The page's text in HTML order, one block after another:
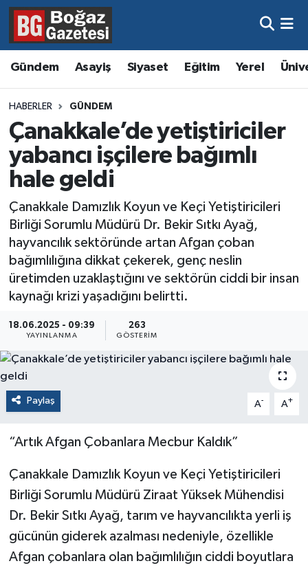
Gündem Asayiş Siyaset Eğitim Yerel
HABERLER GÜNDEM
Çanakkale’de yetiştiriciler
yabancı işçilere bağımlı
hale geldi
Çanakkale Damızlık Koyun ve Keçi Yetiştiricileri
Birliği Sorumlu Müdürü Dr. Bekir Sıtkı Ayağ,
hayvancılık sektöründe artan Afgan çoban
bağımlılığına dikkat çekerek, genç neslin
üretimden uzaklaştığını ve sektörün ciddi bir insan
kaynağı krizi yaşadığını belirtti.
18.06.2025 - 09:39
YAYINLANMA
263
GÖSTERIM
Paylaş A- A+
“Artık Afgan Çobanlara Mecbur Kaldık”
Çanakkale Damızlık Koyun ve Keçi Yetiştiricileri
Birliği Sorumlu Müdürü Ziraat Yüksek Mühendisi
Dr. Bekir Sıtkı Ayağ, tarım ve hayvancılıkta yerli iş
gücünün giderek azalması nedeniyle, özellikle
Afgan çobanlara olan bağımlılığın ciddi boyutlara
Asayiş
Eğitim
Ekonomi
Gündem
Kültür ve Sanat
Magazin
Resmi İlanlar
Sağlık
Hava Durumu
Trafik Durumu
Süper Lig Puan Durumu ve Fikstür
Tüm Manşetler
Son Dakika Haberleri
Haber Arşivi